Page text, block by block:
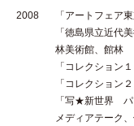
2008
「アートフェア
「徳島県立近代
林美術館、館林
「コレクション
「コレクション
「写★新世界 パ
メディアテーク